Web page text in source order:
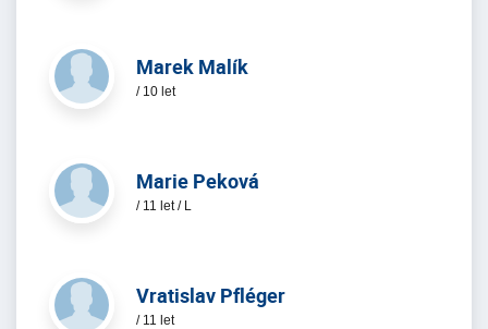
Marek Malík
/ 10 let
Marie Peková
/ 11 let / L
Vratislav Pfléger
/ 11 let